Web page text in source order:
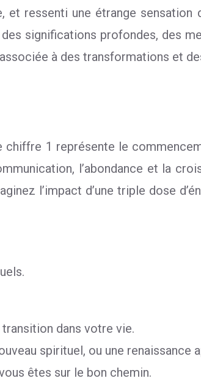
ressenti une étrange sensation
significations profondes, des
à des transformations et
1 représente le
l’abondance et la
l’impact d’une triple dose
dans votre vie.
spirituel, ou une renaissance
êtes sur le bon chemin.